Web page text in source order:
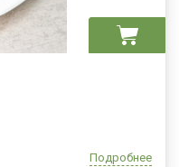
Подробнее